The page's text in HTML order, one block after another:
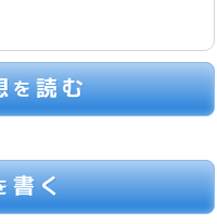
を読む
書く